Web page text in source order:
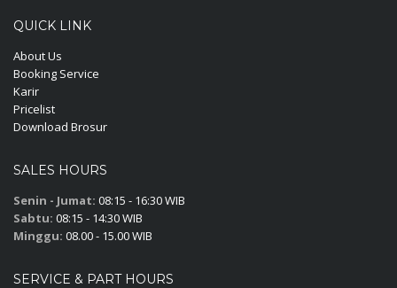
QUICK LINK
About Us
Booking Service
Karir
Pricelist
Download Brosur
SALES HOURS
Senin - Jumat: 08:15 - 16:30 WIB
Sabtu: 08:15 - 14:30 WIB
Minggu: 08.00 - 15.00 WIB
SERVICE & PART HOURS